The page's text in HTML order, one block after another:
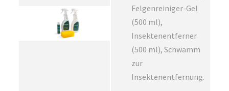
Felgenreiniger-Gel
(500 ml),
Insektenentferner
(500 ml), Schwamm
zur
Insektenentfernung.